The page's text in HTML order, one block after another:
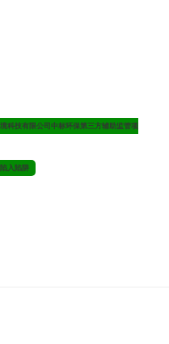
科技有限公司中标环保第三方辅助监管项
入陷阱